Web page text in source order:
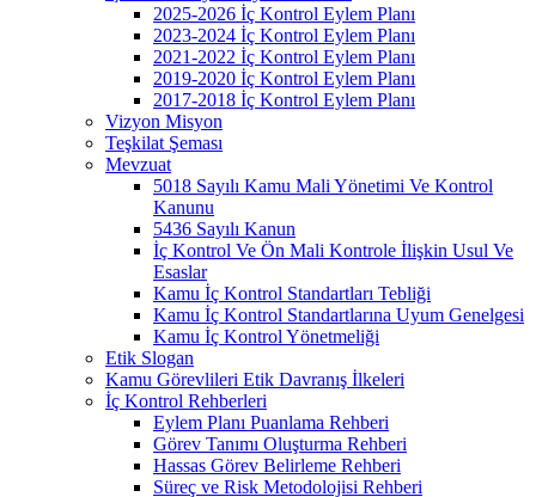
2025-2026 İç Kontrol Eylem Planı
2023-2024 İç Kontrol Eylem Planı
2021-2022 İç Kontrol Eylem Planı
2019-2020 İç Kontrol Eylem Planı
2017-2018 İç Kontrol Eylem Planı
Vizyon Misyon
Teşkilat Şeması
Mevzuat
5018 Sayılı Kamu Mali Yönetimi Ve Kontrol
Kanunu
5436 Sayılı Kanun
İç Kontrol Ve Ön Mali Kontrole İlişkin Usul Ve
Esaslar
Kamu İç Kontrol Standartları Tebliği
Kamu İç Kontrol Standartlarına Uyum Genelgesi
Kamu İç Kontrol Yönetmeliği
Etik Slogan
Kamu Görevlileri Etik Davranış İlkeleri
İç Kontrol Rehberleri
Eylem Planı Puanlama Rehberi
Görev Tanımı Oluşturma Rehberi
Hassas Görev Belirleme Rehberi
Süreç ve Risk Metodolojisi Rehberi